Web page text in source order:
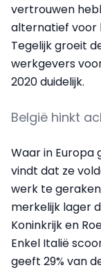
vertrouwen
alternatief voor
Tegelijk groeit
werkgevers
2020 duidelijk.
België hinkt
Waar in Europa
vindt dat ze
werk te
merkelijk lager
Koninkrijk en
Enkel Italië
geeft 29% van